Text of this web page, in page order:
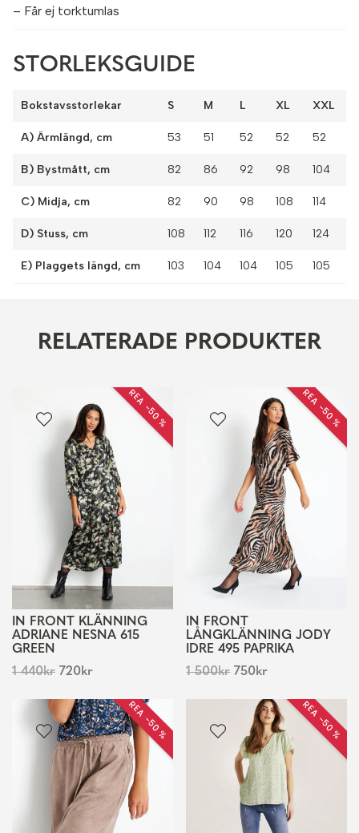
– Får ej torktumlas
STORLEKSGUIDE
Bokstavsstorlekar S M L XL XXL
A) Ärmlängd, cm 53 51 52 52 52
B) Bystmått, cm 82 86 92 98 104
C) Midja, cm 82 90 98 108 114
D) Stuss, cm 108 112 116 120 124
E) Plaggets längd, cm 103 104 104 105 105
RELATERADE PRODUKTER
REA −50 %
IN FRONT KLÄNNING
ADRIANE NESNA 615
GREEN
1 440kr 720kr
REA −50 %
IN FRONT
LÅNGKLÄNNING JODY
IDRE 495 PAPRIKA
1 500kr 750kr
REA −50 % REA −50 %